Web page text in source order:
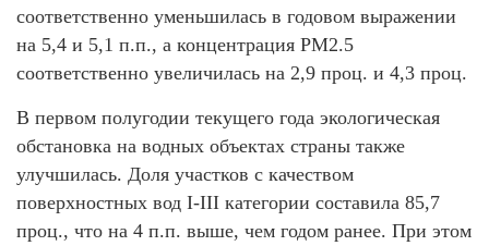
соответственно уменьшилась в годовом выражении
на 5,4 и 5,1 п.п., а концентрация PM2.5
соответственно увеличилась на 2,9 проц. и 4,3 проц.
В первом полугодии текущего года экологическая
обстановка на водных объектах страны также
улучшилась. Доля участков с качеством
поверхностных вод I-III категории составила 85,7
проц., что на 4 п.п. выше, чем годом ранее. При этом